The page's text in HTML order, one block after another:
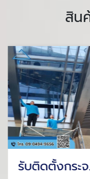
สิน
รั